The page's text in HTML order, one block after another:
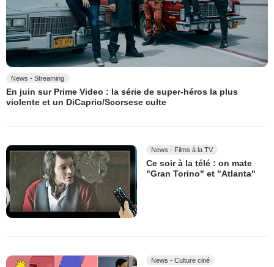
News - Streaming
En juin sur Prime Video : la série de super-héros la plus
violente et un DiCaprio/Scorsese culte
News - Films à la TV
Ce soir à la télé : on mate
"Gran Torino" et "Atlanta"
News - Culture ciné